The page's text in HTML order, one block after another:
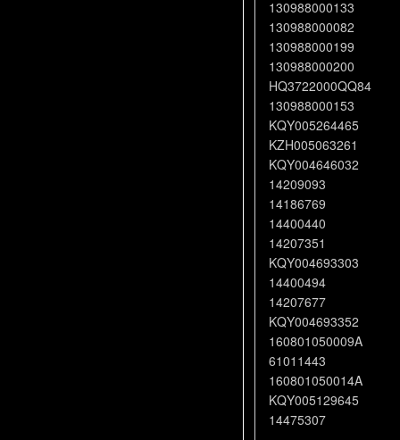
130988000133
130988000082
130988000199
130988000200
HQ3722000QQ84
130988000153
KQY005264465
KZH005063261
KQY004646032
14209093
14186769
14400440
14207351
KQY004693303
14400494
14207677
KQY004693352
160801050009A
61011443
160801050014A
KQY005129645
14475307